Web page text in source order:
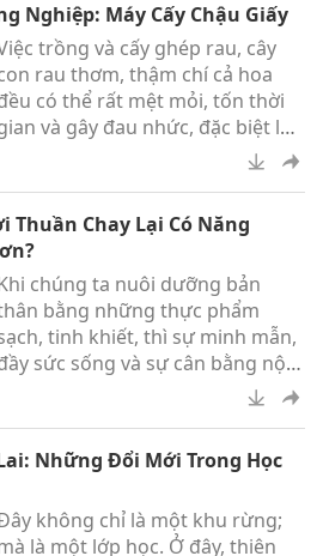
việc hiệu quả hơn.
Nghiệp: Máy Cấy Chậu Giấy
trồng và cấy ghép rau, cây
rau thơm, thậm chí cả hoa
có thể rất mệt mỏi, tốn thời
và gây đau nhức, đặc biệt là
cho đầu gối và lưng của quý vị.
mạng, không chỉ giúp giảm
những công việc tẻ nhạt mà
giúp quý vị trồng được nhiều
hơn trong thời gian ngắn hơn
giữ cho mọi thứ được ngăn
Thuần Chay Lại Có Năng
chúng ta nuôi dưỡng bản
bằng những thực phẩm
tinh khiết, thì sự minh mẫn,
sức sống và sự cân bằng nội
tâm sẽ dễ dàng được duy trì hơn,
thức tĩnh lặng được trau dồi
thụ những thực phẩm chứa
năng lượng nặng nề hoặc
Những Đổi Mới Trong Học
không chỉ là một khu rừng;
là một lớp học. Ở đây, thiên